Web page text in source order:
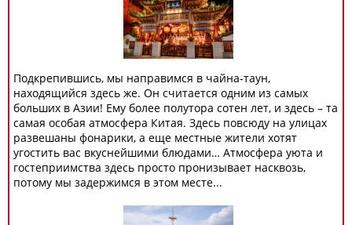
Подкрепившись, мы направимся в чайна-таун,
находящийся здесь же. Он считается одним из самых
больших в Азии! Ему более полутора сотен лет, и здесь – та
самая особая атмосфера Китая. Здесь повсюду на улицах
развешаны фонарики, а еще местные жители хотят
угостить вас вкуснейшими блюдами… Атмосфера уюта и
гостеприимства здесь просто пронизывает насквозь,
потому мы задержимся в этом месте...